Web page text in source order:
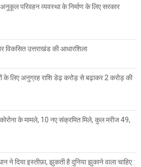
परिवहन व्यवस्था के निर्माण के लिए सरकार
विकसित उत्तराखंड की आधारशिला
के लिए अनुग्रह राशि डेढ़ करोड़ से बढ़ाकर 2 करोड़ की
के मामले, 10 नए संक्रमित मिले, कुल मरीज 49,
ने दिया इस्तीफ़ा, झुकती है दुनिया झुकाने वाला चाहिए :